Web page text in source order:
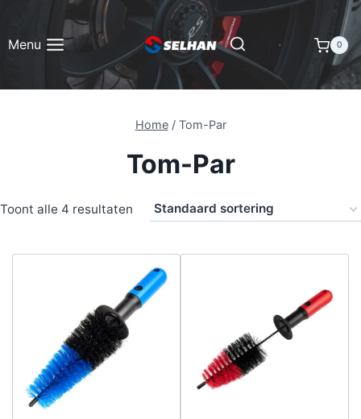
inhoud
Menu 0
Home / Tom-Par
Tom-Par
Toont alle 4 resultaten